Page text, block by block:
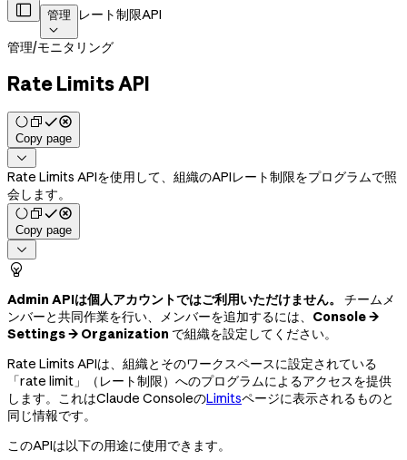
 管理

レート制限API
管理/モニタリング
Rate Limits API
Copy page

Rate Limits APIを使用して、組織のAPIレート制限をプログラムで照
会します。
Copy page


Admin APIは個人アカウントではご利用いただけません。
チームメ
ンバーと共同作業を行い、メンバーを追加するには、 Console →
Settings → Organization で組織を設定してください。
Rate Limits APIは、組織とそのワークスペースに設定されている
「rate limit」（レート制限）へのプログラムによるアクセスを提供
します。これはClaude ConsoleのLimitsページに表示されるものと
同じ情報です。
このAPIは以下の用途に使用できます。